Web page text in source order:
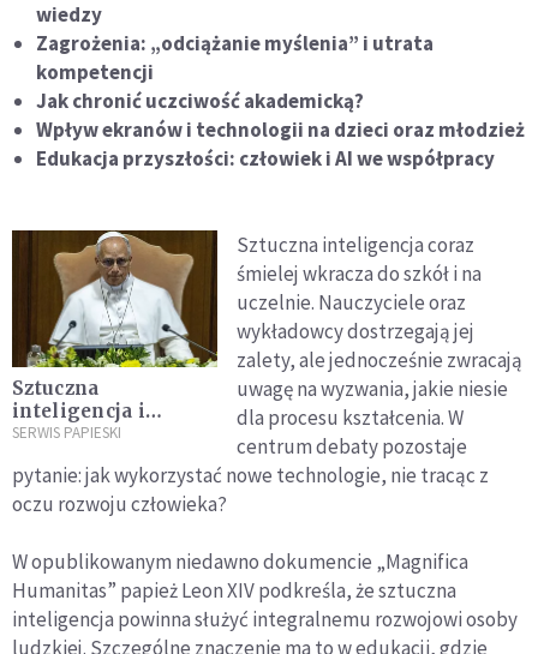
wiedzy
Zagrożenia: „odciążanie myślenia” i utrata
kompetencji
Jak chronić uczciwość akademicką?
Wpływ ekranów i technologii na dzieci oraz młodzież
Edukacja przyszłości: człowiek i AI we współpracy
Sztuczna
inteligencja i
człowiek. Kto
kontrolę?
SERWIS PAPIESKI
Sztuczna inteligencja coraz
śmielej wkracza do szkół i na
uczelnie. Nauczyciele oraz
wykładowcy dostrzegają jej
zalety, ale jednocześnie zwracają
uwagę na wyzwania, jakie niesie
dla procesu kształcenia. W
centrum debaty pozostaje
pytanie: jak wykorzystać nowe technologie, nie tracąc z
oczu rozwoju człowieka?
W opublikowanym niedawno dokumencie „Magnifica
Humanitas” papież Leon XIV podkreśla, że sztuczna
inteligencja powinna służyć integralnemu rozwojowi osoby
ludzkiej. Szczególne znaczenie ma to w edukacji, gdzie